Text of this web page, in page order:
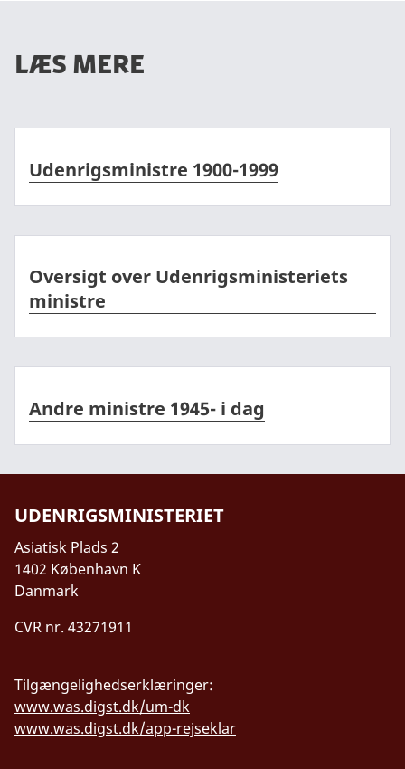
læs mere
Udenrigsministre 1900-1999
Oversigt over Udenrigsministeriets
ministre
Andre ministre 1945- i dag
UDENRIGSMINISTERIET
Asiatisk Plads 2
1402 København K
Danmark
CVR nr. 43271911
Tilgængelighedserklæringer:
www.was.digst.dk/um-dk
www.was.digst.dk/app-rejseklar